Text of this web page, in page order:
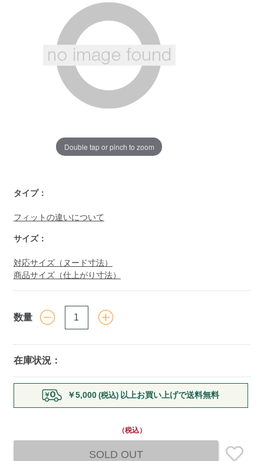
ジ
リ
Double tap or pinch to zoom
タイプ：
フィットの違いについて
サイズ：
対応サイズ（ヌード寸法）
商品サイズ（仕上がり寸法）
数量
在庫状況：
Add
cart
メンバー限定｜店舗受け取りサービス開始
￥5,000 (税込) 以上お買い上げで送料無料
（税込）
SOLD OUT